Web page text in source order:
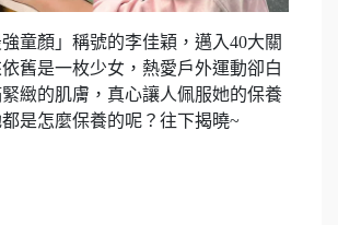
童顏」稱號的李佳穎，邁入40大關
舊是一枚少女，熱愛戶外運動卻白
緻的肌膚，真心讓人佩服她的保養
是怎麼保養的呢？往下揭曉~